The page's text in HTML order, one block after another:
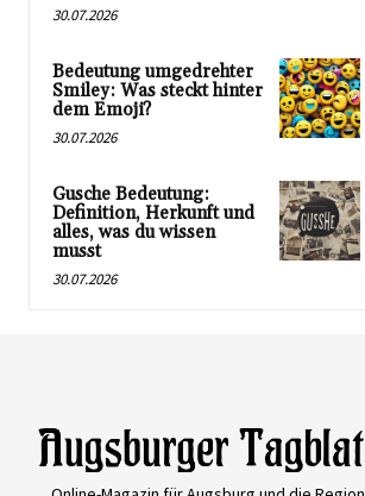
30.07.2026
Bedeutung umgedrehter
Smiley: Was steckt hinter
dem Emoji?
30.07.2026
Gusche Bedeutung:
Definition, Herkunft und
alles, was du wissen
musst
30.07.2026